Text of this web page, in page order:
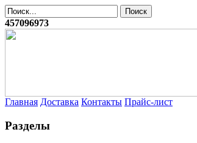
457096973
Главная Доставка Контакты Прайс-лист
Разделы